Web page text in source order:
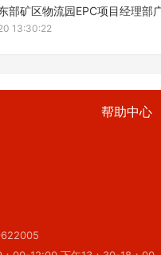
13:30:22
帮助中心